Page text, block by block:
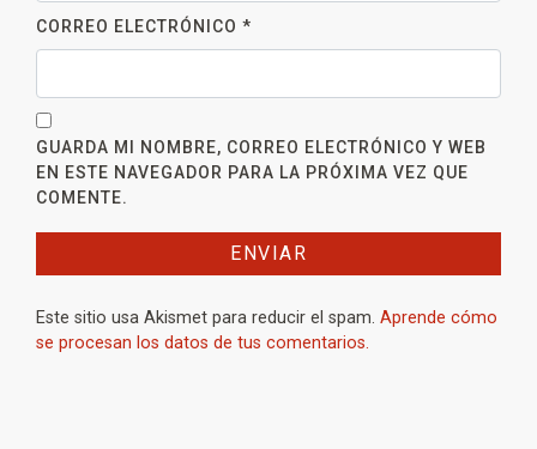
CORREO ELECTRÓNICO *
GUARDA MI NOMBRE, CORREO ELECTRÓNICO Y WEB
EN ESTE NAVEGADOR PARA LA PRÓXIMA VEZ QUE
COMENTE.
Este sitio usa Akismet para reducir el spam. Aprende cómo
se procesan los datos de tus comentarios.